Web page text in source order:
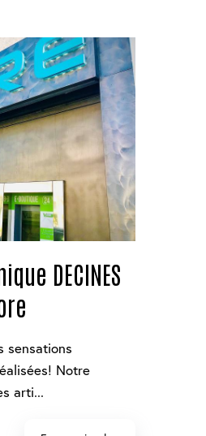
DECINES
sensations
Notre
arti...